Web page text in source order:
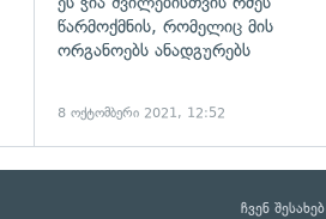
წარმოქმნის, რომელიც მის
ორგანოებს ანადგურებს
8 ოქტომბერი 2021, 12:52
ჩვენ შესახებ